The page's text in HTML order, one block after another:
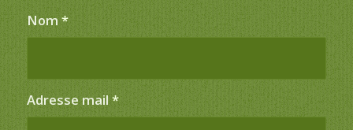
Nom *
Adresse mail *